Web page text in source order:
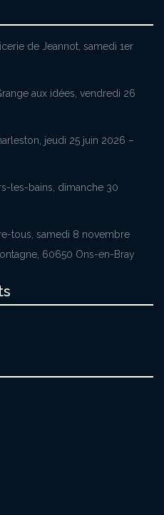
de Jeannot, samedi 1er
aux idées, vendredi 26
jeudi 25 juin 2026 –
les-bains, dimanche 30
tous, samedi 8 novembre
60650 Ons-en-Bray